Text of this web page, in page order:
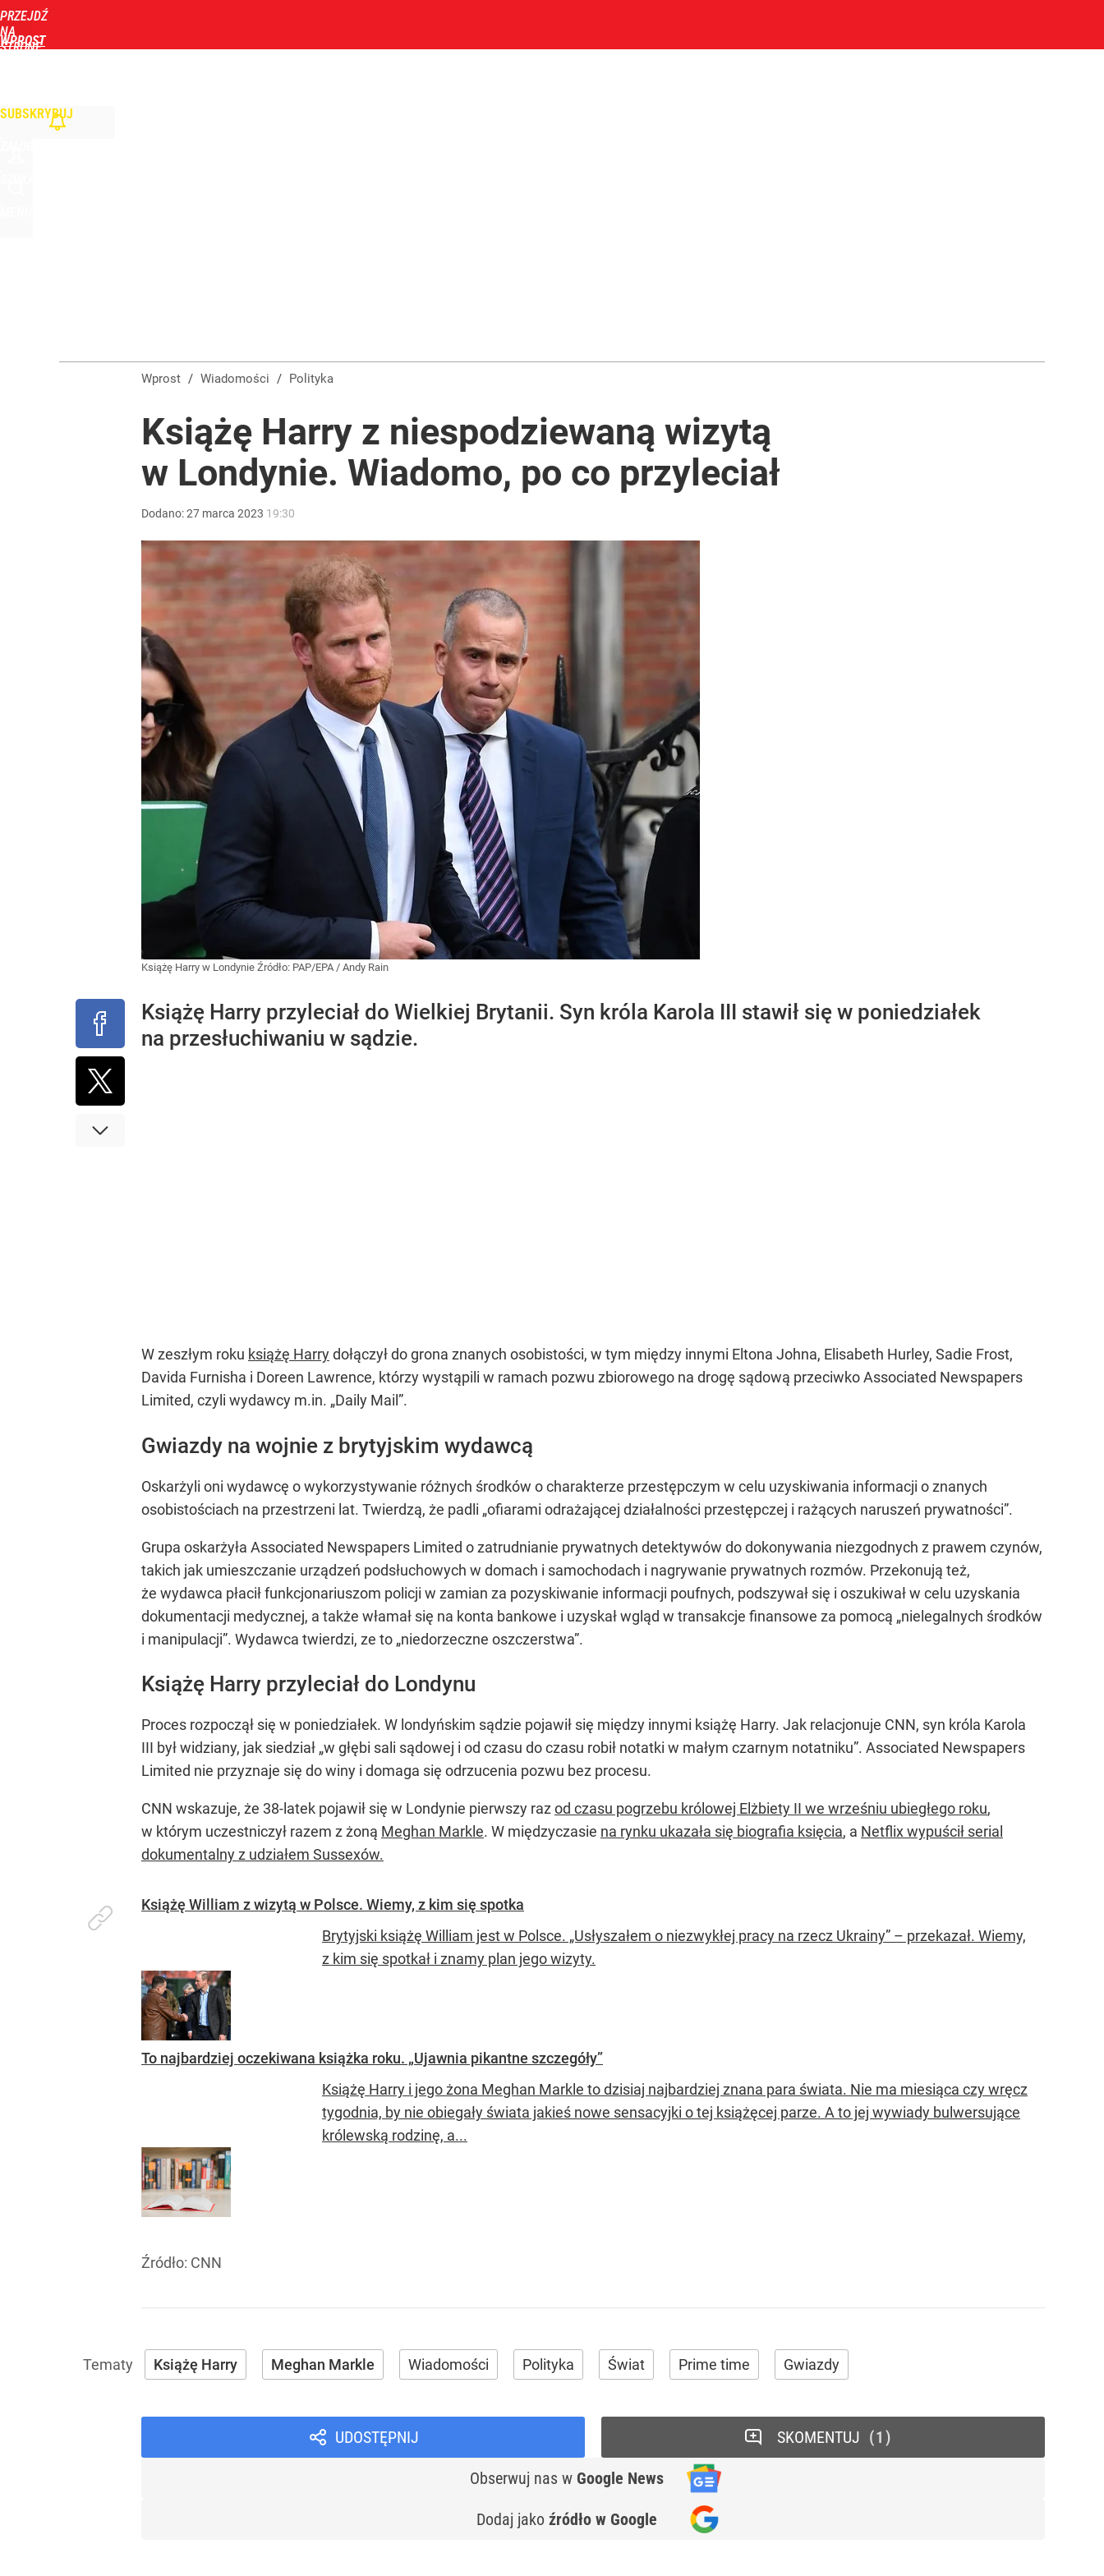
PRZEJDŹ
NA
STRONĘ
WPROST
SUBSKRYBUJ
Wprost / Wiadomości / Polityka
Książę Harry z niespodziewaną wizytą
w Londynie. Wiadomo, po co przyleciał
Dodano:27 marca 2023 19:30
Książę Harry w Londynie Źródło: PAP/EPA / Andy Rain
Książę Harry przyleciał do Wielkiej Brytanii. Syn króla Karola III stawił się w poniedziałek
na przesłuchiwaniu w sądzie.
W zeszłym roku książę Harrydołączył do grona znanych osobistości, w tym między innymi Eltona Johna, Elisabeth Hurley, Sadie Frost,
Davida Furnisha i Doreen Lawrence, którzy wystąpili w ramach pozwu zbiorowego na drogę sądową przeciwko Associated Newspapers
Limited, czyli wydawcy m.in. „Daily Mail”.
Gwiazdy na wojnie z brytyjskim wydawcą
Oskarżyli oni wydawcę o wykorzystywanie różnych środków o charakterze przestępczym w celu uzyskiwania informacji o znanych
osobistościach na przestrzeni lat. Twierdzą, że padli „ofiarami odrażającej działalności przestępczej i rażących naruszeń prywatności”.
Grupa oskarżyła Associated Newspapers Limited o zatrudnianie prywatnych detektywów do dokonywania niezgodnych z prawem czynów,
takich jak umieszczanie urządzeń podsłuchowych w domach i samochodach i nagrywanie prywatnych rozmów. Przekonują też,
że wydawca płacił funkcjonariuszom policji w zamian za pozyskiwanie informacji poufnych, podszywał się i oszukiwał w celu uzyskania
dokumentacji medycznej, a także włamał się na konta bankowe i uzyskał wgląd w transakcje finansowe za pomocą „nielegalnych środków
i manipulacji”. Wydawca twierdzi, ze to „niedorzeczne oszczerstwa”.
Książę Harry przyleciał do Londynu
Proces rozpoczął się w poniedziałek. W londyńskim sądzie pojawił się między innymi książę Harry. Jak relacjonuje CNN, syn króla Karola
III był widziany, jak siedział „w głębi sali sądowej i od czasu do czasu robił notatki w małym czarnym notatniku”. Associated Newspapers
Limited nie przyznaje się do winy i domaga się odrzucenia pozwu bez procesu.
CNN wskazuje, że 38-latek pojawił się w Londynie pierwszy raz od czasu pogrzebu królowej Elżbiety II we wrześniu ubiegłego roku,
w którym uczestniczył razem z żoną Meghan Markle. W międzyczasie na rynku ukazała się biografia księcia, a Netflix wypuścił serial
dokumentalny z udziałem Sussexów.
Książę William z wizytą w Polsce. Wiemy, z kim się spotka
Brytyjski książę William jest w Polsce. „Usłyszałem o niezwykłej pracy na rzecz Ukrainy” – przekazał. Wiemy,
z kim się spotkał i znamy plan jego wizyty.
To najbardziej oczekiwana książka roku. „Ujawnia pikantne szczegóły”
Książę Harry i jego żona Meghan Markle to dzisiaj najbardziej znana para świata. Nie ma miesiąca czy wręcz
tygodnia, by nie obiegały świata jakieś nowe sensacyjki o tej książęcej parze. A to jej wywiady bulwersujące
królewską rodzinę, a...
Źródło: CNN
Książę Harry Meghan Markle Wiadomości Polityka Świat Prime time Gwiazdy
UDOSTĘPNIJ
Obserwuj nas w Google News
Dodaj jako źródło w Google
SKOMENTUJ 1